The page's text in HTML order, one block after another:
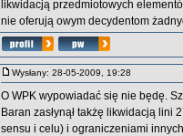
likwidacją przedmiotowych
nie oferują owym decydentom
Wysłany: 28-05-2009, 19:28
O WPK wypowiadać się nie będę.
Baran zasłynął takżę likwidacją
sensu i celu) i ograniczeniami